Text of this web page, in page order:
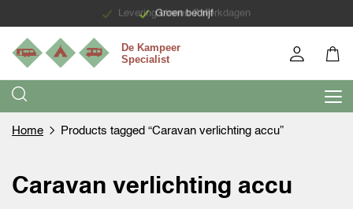
Groen bedrijf
Levering binnen 7 werkdagen
Home Products tagged “Caravan verlichting accu”
Caravan verlichting accu